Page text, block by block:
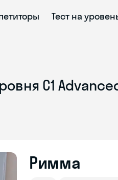
Тест на
C1
Римма